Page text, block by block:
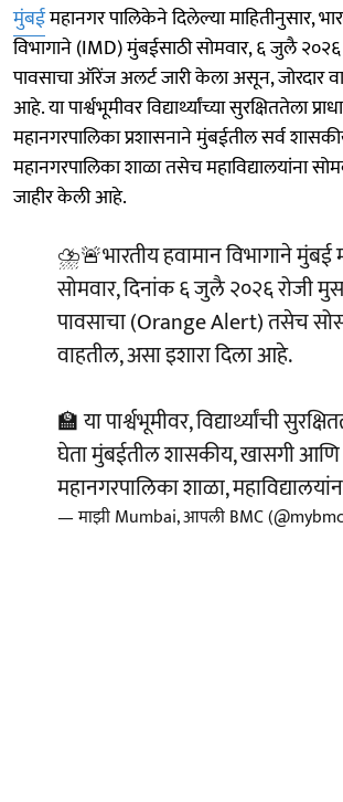
मुंबईमहानगर पालिकेने दिलेल्या माहितीनुसार,
विभागाने (IMD) मुंबईसाठी सोमवार, ६ जुलै
पावसाचा ऑरेंज अलर्ट जारी केला असून, जोरदार
आहे. या पार्श्वभूमीवर विद्यार्थ्यांच्या सुरक्षिततेला
महानगरपालिका प्रशासनाने मुंबईतील सर्व
महानगरपालिका शाळा तसेच महाविद्यालयांना
जाहीर केली आहे.
⛈️🚨भारतीय हवामान विभागाने मुंबई
सोमवार, दिनांक ६ जुलै २०२६ रोजी
पावसाचा (Orange Alert) तसेच
वाहतील, असा इशारा दिला आहे.
🏫 या पार्श्वभूमीवर, विद्यार्थ्यांची
घेता मुंबईतील शासकीय, खासगी आणि
महानगरपालिका शाळा,
— माझी Mumbai, आपली BMC